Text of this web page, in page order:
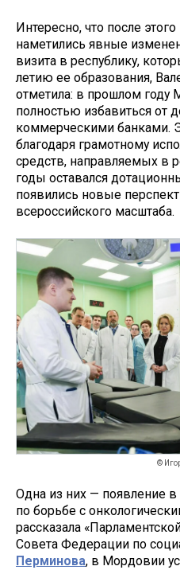
Интересно, что после
наметились явные
визита в республику,
летию ее образования,
отметила: в прошлом году
полностью избавиться от
коммерческими банками.
благодаря грамотному
средств, направляемых в
годы оставался
появились новые
всероссийского масштаба.
©
Одна из них — появление в
по борьбе с
рассказала
Совета Федерации по
Перминова, в Мордовии